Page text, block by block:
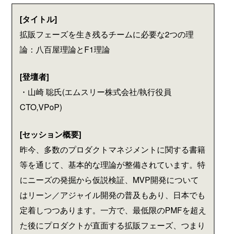
[タイトル]
拡販フェーズを生き残るチームに必要な2つの理
論：八百屋理論とF1理論
[登壇者]
・山崎 聡氏(エムスリー株式会社/執行役員
CTO,VPoP)
[セッション概要]
昨今、多数のプロダクトマネジメントに関する書籍
等を通じて、基本的な理論が整備されています。特
にニーズの発掘から仮説検証、MVP開発について
はリーン／アジャイル開発の普及もあり、日本でも
定着しつつあります。一方で、最低限のPMFを超え
た後にプロダクトが直面する拡販フェーズ、つまり